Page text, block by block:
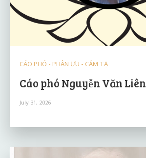
CÁO PHÓ - PHÂN ƯU - CẢM TẠ
Cáo phó Nguyễn Văn Liên
July 31, 2026